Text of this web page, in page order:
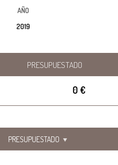
AÑO
2019
PRESUPUESTADO
0 €
PRESUPUESTADO